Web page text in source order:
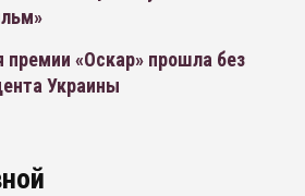
премии «Оскар» прошла без
Украины